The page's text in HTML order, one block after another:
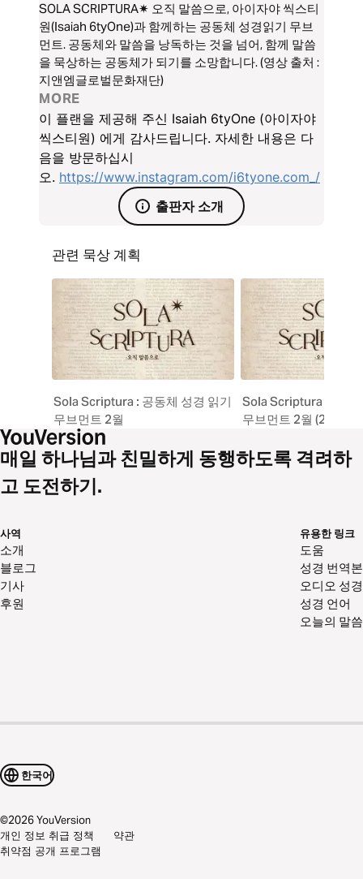
SOLA SCRIPTURA✷ 오직 말씀으로, 아이자야 씩스티
원(Isaiah 6tyOne)과 함께하는 공동체 성경읽기 무브
먼트. 공동체와 말씀을 낭독하는 것을 넘어, 함께 말씀
을 묵상하는 공동체가 되기를 소망합니다. (영상 출처 :
지앤엠글로벌문화재단)
MORE
이 플랜을 제공해 주신 Isaiah 6tyOne (아이자야
씩스티원) 에게 감사드립니다. 자세한 내용은 다
음을 방문하십시
오. https://www.instagram.com/i6tyone.com_/
출판자 소개
관련 묵상 계획
Sola Scriptura : 공동체 성경 읽기
무브먼트 2월
Sola Scriptura : 공동
무브먼트 2월 (2024)
매일 하나님과 친밀하게 동행하도록 격려하
고 도전하기.
사역
소개
블로그
기사
후원
유용한 링크
도움
성경 번역본
오디오 성경
성경 언어
오늘의 말씀
한국어
©2026YouVersion
개인 정보 취급 정책
약관
취약점 공개 프로그램